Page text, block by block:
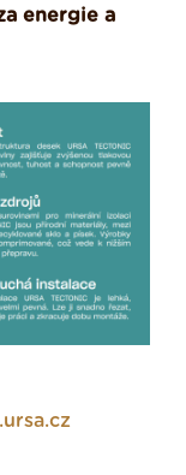
energie a